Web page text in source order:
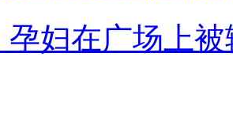
孕妇在广场上